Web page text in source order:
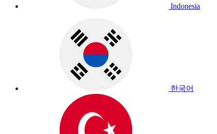
Indonesia
한국어